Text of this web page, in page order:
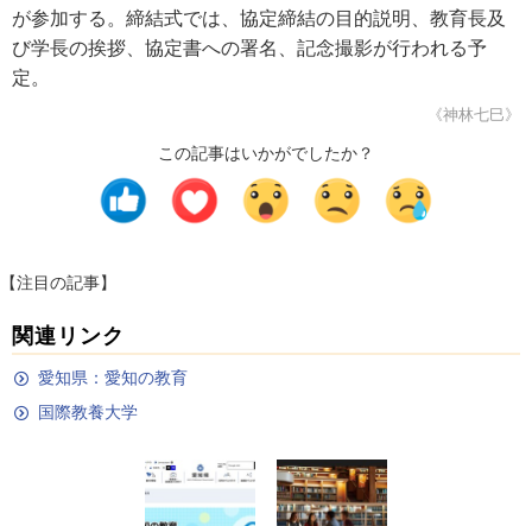
が参加する。締結式では、協定締結の目的説明、教育長及
び学長の挨拶、協定書への署名、記念撮影が行われる予
定。
《神林七巳》
この記事はいかがでしたか？
【注目の記事】
関連リンク
愛知県：愛知の教育
国際教養大学